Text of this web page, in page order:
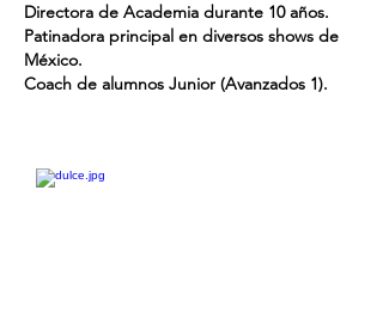
Directora de Academia durante 10 años.
Patinadora principal en diversos shows de
México.
Coach de alumnos Junior (Avanzados 1).